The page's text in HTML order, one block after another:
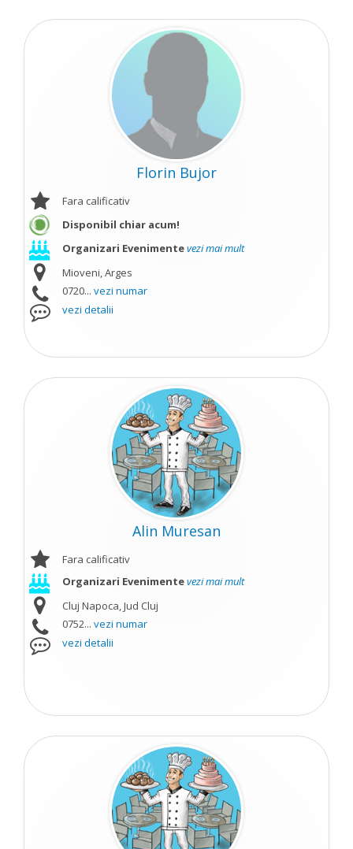
Florin Bujor
Fara calificativ
Disponibil chiar acum!
Organizari Evenimentevezi mai mult
Mioveni, Arges
0720... vezi numar
vezi detalii
Alin Muresan
Fara calificativ
Organizari Evenimentevezi mai mult
Cluj Napoca, Jud Cluj
0752... vezi numar
vezi detalii